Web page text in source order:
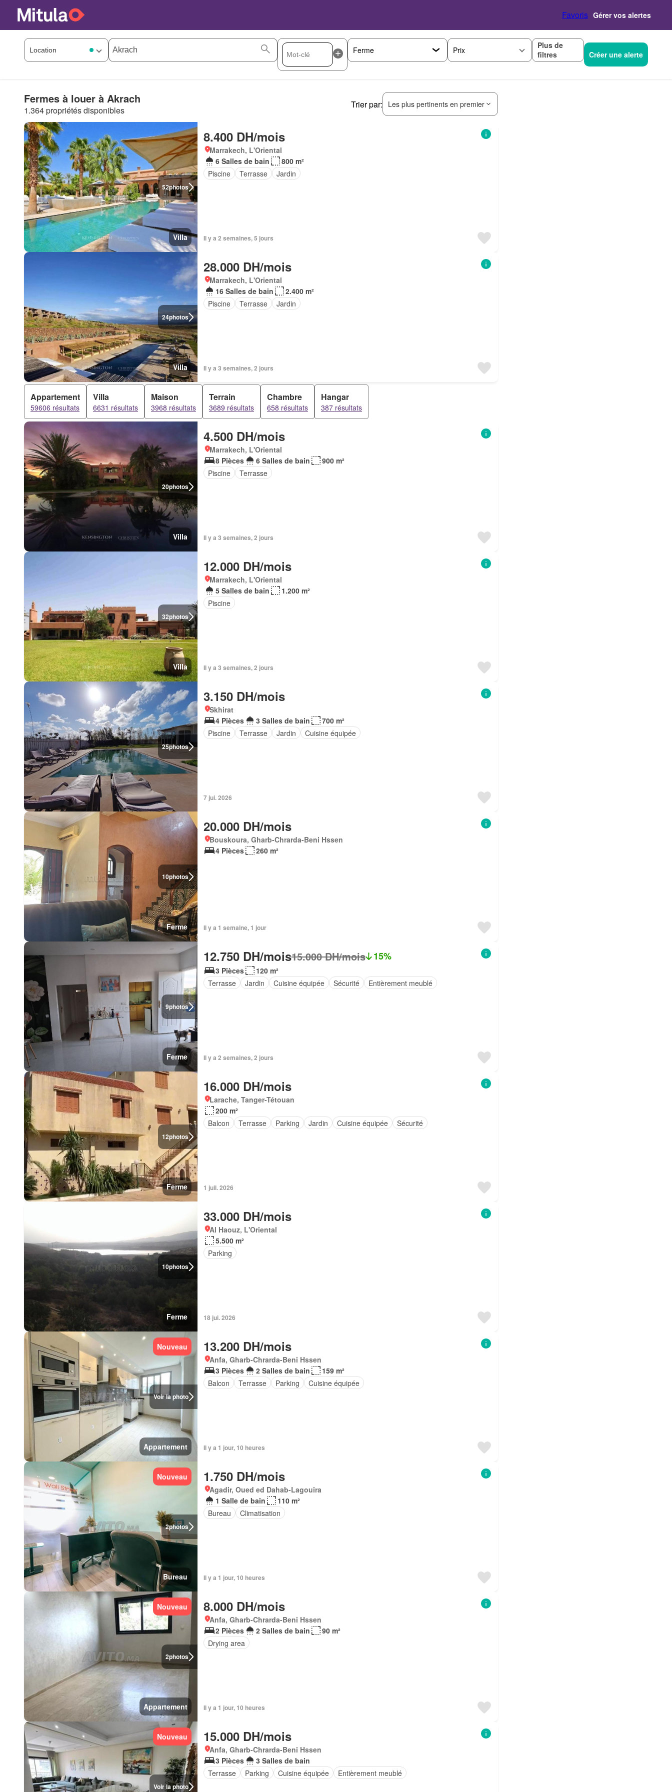
Favoris Gérer vos alertes
Prix
Plus de
filtres
Créer une alerte
Fermes à louer à Akrach
1.364 propriétés disponibles
Trier par: Les plus pertinents en premier
52photos
Villa
8.400 DH/mois
Marrakech, L'Oriental
6 Salles de bain
800 m²
Piscine
Terrasse Jardin
Il y a 2 semaines, 5 jours
24photos
Villa
28.000 DH/mois
Marrakech, L'Oriental
16 Salles de bain
2.400 m²
Piscine
Terrasse Jardin
Il y a 3 semaines, 2 jours
Appartement
59606 résultats
Villa
6631 résultats
Maison
3968 résultats
Terrain
3689 résultats
Chambre
658 résultats
Hangar
387 résultats
20photos
Villa
4.500 DH/mois
Marrakech, L'Oriental
8 Pièces
6 Salles de bain
900 m²
Piscine
Terrasse
Il y a 3 semaines, 2 jours
32photos
Villa
12.000 DH/mois
Marrakech, L'Oriental
5 Salles de bain
1.200 m²
Piscine
Il y a 3 semaines, 2 jours
25photos
3.150 DH/mois
Skhirat
4 Pièces
3 Salles de bain
700 m²
Piscine
Terrasse Jardin Cuisine équipée
7 jui. 2026
10photos
Ferme
20.000 DH/mois
Bouskoura, Gharb-Chrarda-Beni Hssen
4 Pièces
260 m²
Il y a 1 semaine, 1 jour
9photos
Ferme
12.750 DH/mois15.000 DH/mois 15%
3 Pièces
120 m²
Terrasse
Jardin Cuisine équipée Sécurité Entièrement meublé
Il y a 2 semaines, 2 jours
12photos
Ferme
16.000 DH/mois
Larache, Tanger-Tétouan
200 m²
Balcon
Terrasse Parking Jardin Cuisine équipée Sécurité
1 juil. 2026
10photos
Ferme
33.000 DH/mois
Al Haouz, L'Oriental
5.500 m²
Parking
18 jui. 2026
Voir la photo
Nouveau
Appartement
13.200 DH/mois
Anfa, Gharb-Chrarda-Beni Hssen
3 Pièces
2 Salles de bain
159 m²
Balcon
Terrasse Parking Cuisine équipée
Il y a 1 jour, 10 heures
2photos
Nouveau
Bureau
1.750 DH/mois
Agadir, Oued ed Dahab-Lagouira
1 Salle de bain
110 m²
Bureau
Climatisation
Il y a 1 jour, 10 heures
2photos
Nouveau
Appartement
8.000 DH/mois
Anfa, Gharb-Chrarda-Beni Hssen
2 Pièces
2 Salles de bain
90 m²
Drying area
Il y a 1 jour, 10 heures
Voir la photo
Nouveau 15.000 DH/mois
Anfa, Gharb-Chrarda-Beni Hssen
3 Pièces
3 Salles de bain
Terrasse
Parking Cuisine équipée Entièrement meublé